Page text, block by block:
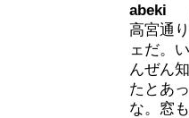
abeki
高宮通
ェだ。
んぜん
たとあ
な。窓